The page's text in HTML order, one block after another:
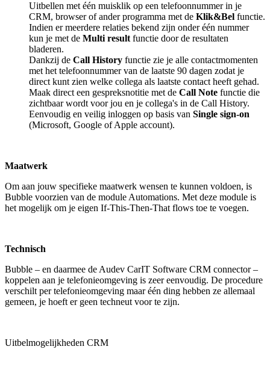
Uitbellen met één muisklik op een telefoonnummer in je
CRM, browser of ander programma met de Klik&Bel functie.
Indien er meerdere relaties bekend zijn onder één nummer
kun je met de Multi result functie door de resultaten
bladeren.
Dankzij de Call History functie zie je alle contactmomenten
met het telefoonnummer van de laatste 90 dagen zodat je
direct kunt zien welke collega als laatste contact heeft gehad.
Maak direct een gespreksnotitie met de Call Note functie die
zichtbaar wordt voor jou en je collega's in de Call History.
Eenvoudig en veilig inloggen op basis van Single sign-on
(Microsoft, Google of Apple account).
Maatwerk
Om aan jouw specifieke maatwerk wensen te kunnen voldoen, is
Bubble voorzien van de module Automations. Met deze module is
het mogelijk om je eigen If-This-Then-That flows toe te voegen.
Technisch
Bubble – en daarmee de Audev CarIT Software CRM connector –
koppelen aan je telefonieomgeving is zeer eenvoudig. De procedure
verschilt per telefonieomgeving maar één ding hebben ze allemaal
gemeen, je hoeft er geen techneut voor te zijn.
Uitbelmogelijkheden CRM